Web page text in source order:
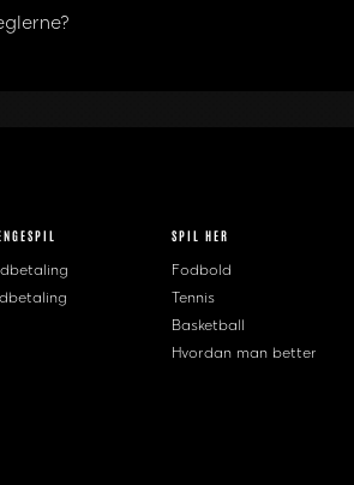
SPIL HER
Fodbold
Tennis
Basketball
Hvordan man better